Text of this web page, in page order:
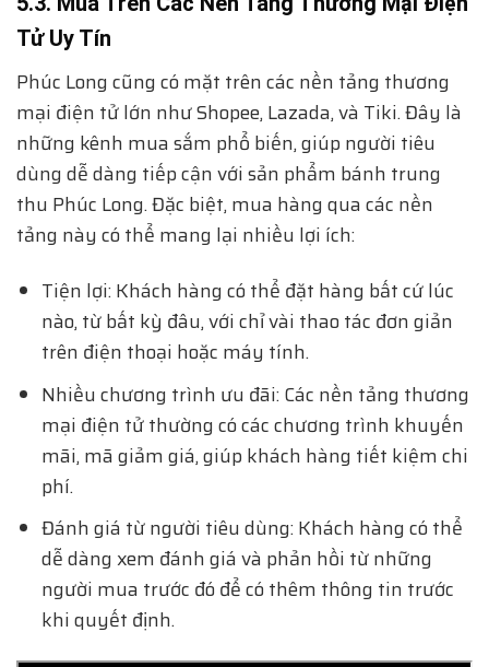
Tử Uy Tín
Phúc Long cũng có mặt trên các nền tảng thương
mại điện tử lớn như Shopee, Lazada, và Tiki. Đây là
những kênh mua sắm phổ biến, giúp người tiêu
dùng dễ dàng tiếp cận với sản phẩm bánh trung
thu Phúc Long. Đặc biệt, mua hàng qua các nền
tảng này có thể mang lại nhiều lợi ích:
Tiện lợi: Khách hàng có thể đặt hàng bất cứ lúc
nào, từ bất kỳ đâu, với chỉ vài thao tác đơn giản
trên điện thoại hoặc máy tính.
Nhiều chương trình ưu đãi: Các nền tảng thương
mại điện tử thường có các chương trình khuyến
mãi, mã giảm giá, giúp khách hàng tiết kiệm chi
phí.
Đánh giá từ người tiêu dùng: Khách hàng có thể
dễ dàng xem đánh giá và phản hồi từ những
người mua trước đó để có thêm thông tin trước
khi quyết định.